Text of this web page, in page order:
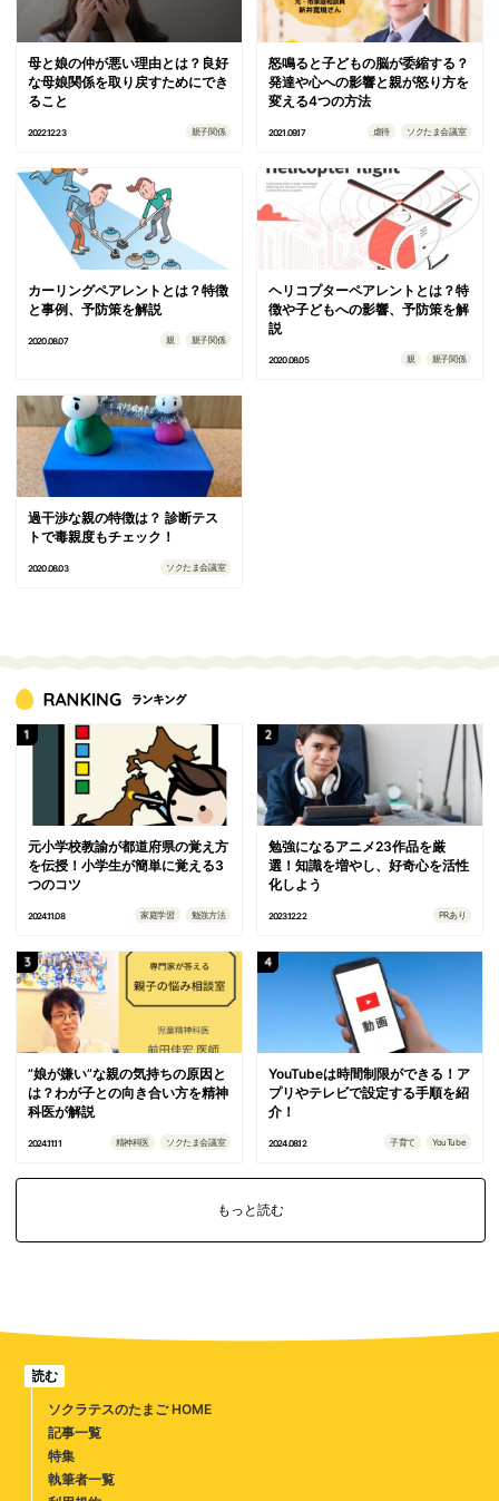
母と娘の仲が悪い理由とは？良好
な母娘関係を取り戻すためにでき
ること
2022.12.23 親子関係
怒鳴ると子どもの脳が委縮する？
発達や心への影響と親が怒り方を
変える4つの方法
2021.09.17 虐待 ソクたま会議室
カーリングペアレントとは？特徴
と事例、予防策を解説
2020.08.07 親 親子関係
ヘリコプターペアレントとは？特
徴や子どもへの影響、予防策を解
説
2020.08.05 親 親子関係
過干渉な親の特徴は？ 診断テス
トで毒親度もチェック！
2020.08.03 ソクたま会議室
元小学校教諭が都道府県の覚え方
を伝授！小学生が簡単に覚える3
つのコツ
2024.11.08 家庭学習 勉強方法
勉強になるアニメ23作品を厳
選！知識を増やし、好奇心を活性
化しよう
2023.12.22 PRあり
”娘が嫌い”な親の気持ちの原因と
は？わが子との向き合い方を精神
科医が解説
2024.11.11 精神科医 ソクたま会議室
YouTubeは時間制限ができる！ア
プリやテレビで設定する手順を紹
介！
2024.08.12 子育て YouTube
もっと読む
読む
ソクラテスのたまご HOME
記事一覧
特集
執筆者一覧